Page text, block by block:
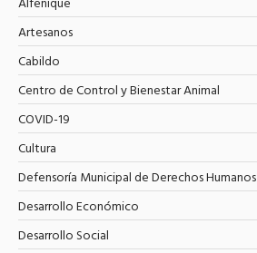
Artesanos
Cabildo
Centro de Control y Bienestar Animal
COVID-19
Cultura
Defensoría Municipal de Derechos Humanos
Desarrollo Económico
Desarrollo Social